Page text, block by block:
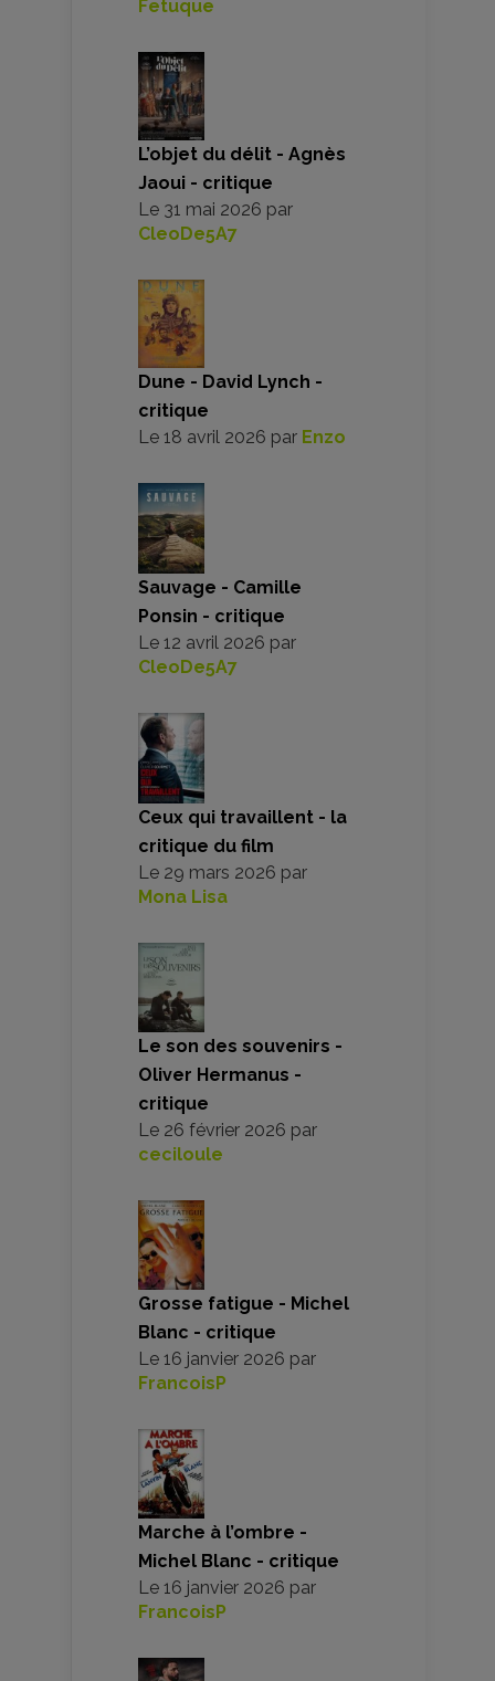
Fetuque
L’objet du délit - Agnès
Jaoui - critique
Le 31 mai 2026 par
CleoDe5A7
Dune - David Lynch -
critique
Le 18 avril 2026 par Enzo
Sauvage - Camille
Ponsin - critique
Le 12 avril 2026 par
CleoDe5A7
Ceux qui travaillent - la
critique du film
Le 29 mars 2026 par
Mona Lisa
Le son des souvenirs -
Oliver Hermanus -
critique
Le 26 février 2026 par
ceciloule
Grosse fatigue - Michel
Blanc - critique
Le 16 janvier 2026 par
FrancoisP
Marche à l’ombre -
Michel Blanc - critique
Le 16 janvier 2026 par
FrancoisP